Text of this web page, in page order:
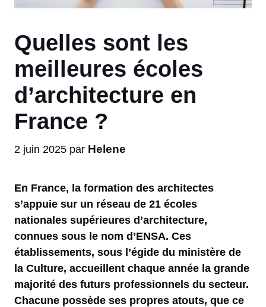
Quelles sont les
meilleures écoles
d’architecture en
France ?
2 juin 2025 par Helene
En France, la formation des architectes
s’appuie sur un réseau de 21 écoles
nationales supérieures d’architecture,
connues sous le nom d’ENSA. Ces
établissements, sous l’égide du ministère de
la Culture, accueillent chaque année la grande
majorité des futurs professionnels du secteur.
Chacune possède ses propres atouts, que ce